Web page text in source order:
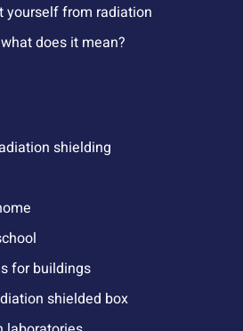
yourself from radiation
does it mean?
shielding
for buildings
shielded box